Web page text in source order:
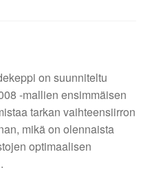
on suunniteltu
-mallien ensimmäisen
tarkan vaihteensiirron
mikä on olennaista
optimaalisen